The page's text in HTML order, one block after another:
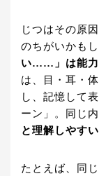
じつはその原
のちがいかもし
い……」は能力
は、目・耳・
し、記憶して
ーン」。同じ
と理解しやす
たとえば、同